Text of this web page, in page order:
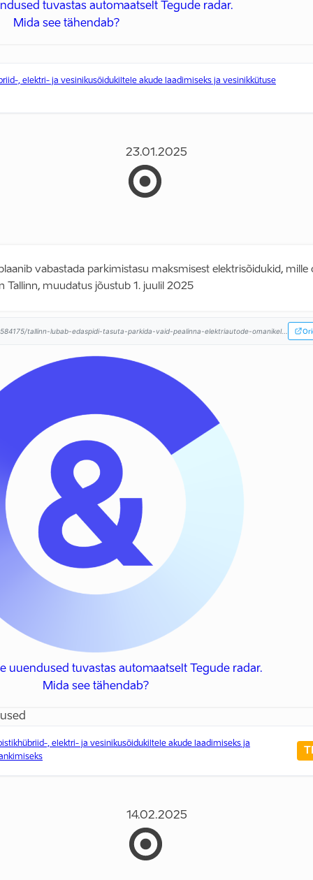
tuvastas automaatselt Tegude radar.
Mida see tähendab?
, elektri- ja vesinikusõidukiltele akude laadimiseks ja vesinikkütuse
23.01.2025
vabastada parkimistasu maksmisest elektrisõidukid, mille
Tallinn, muudatus jõustub 1. juulil 2025
tallinn-lubab-edaspidi-tasuta-parkida-vaid-pealinna-elektriautode-omanikel...
uuendused tuvastas automaatselt Tegude radar.
Mida see tähendab?
, elektri- ja vesinikusõidukiltele akude laadimiseks ja
14.02.2025